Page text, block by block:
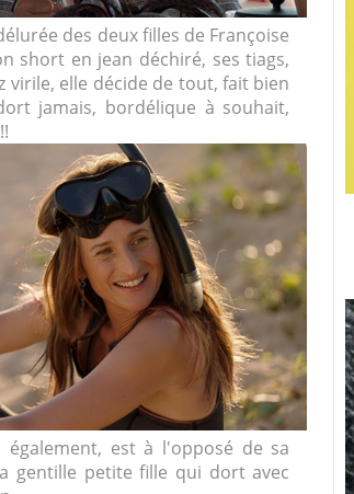
des deux filles de Françoise
short en jean déchiré, ses tiags,
virile, elle décide de tout, fait bien
jamais, bordélique à souhait,
est à l'opposé de sa
gentille petite fille qui dort avec